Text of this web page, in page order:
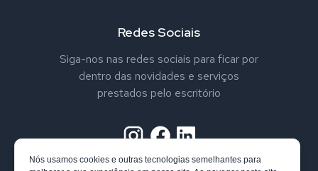
Redes Sociais
Siga-nos nas redes sociais para ficar por
dentro das novidades e serviços
prestados pelo escritório
Nós usamos cookies e outras tecnologias semelhantes para